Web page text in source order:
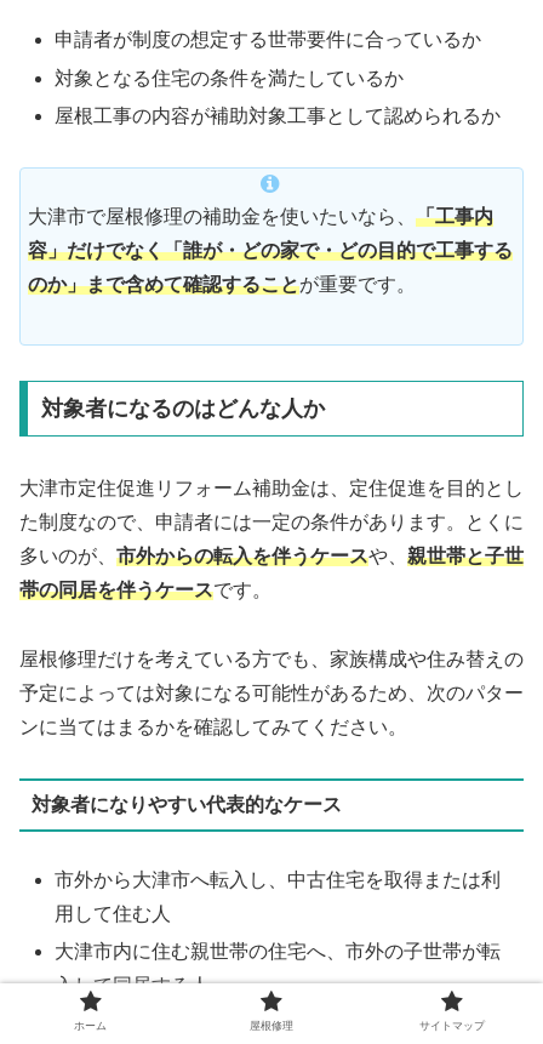
申請者が制度の想定する世帯要件に合っているか
対象となる住宅の条件を満たしているか
屋根工事の内容が補助対象工事として認められるか
大津市で屋根修理の補助金を使いたいなら、 「工事内
容」だけでなく「誰が・どの家で・どの目的で工事する
のか」まで含めて確認することが重要です。
対象者になるのはどんな人か
大津市定住促進リフォーム補助金は、定住促進を目的とし
た制度なので、申請者には一定の条件があります。とくに
多いのが、 市外からの転入を伴うケースや、 親世帯と子世
帯の同居を伴うケースです。
屋根修理だけを考えている方でも、家族構成や住み替えの
予定によっては対象になる可能性があるため、次のパター
ンに当てはまるかを確認してみてください。
対象者になりやすい代表的なケース
市外から大津市へ転入し、中古住宅を取得または利
用して住む人
大津市内に住む親世帯の住宅へ、市外の子世帯が転
入して同居する人
大津市内の中古住宅に住み替え、リフォームして定
ホーム 屋根修理 サイトマップ